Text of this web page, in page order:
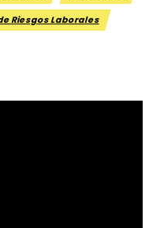
Riesgos Laborales